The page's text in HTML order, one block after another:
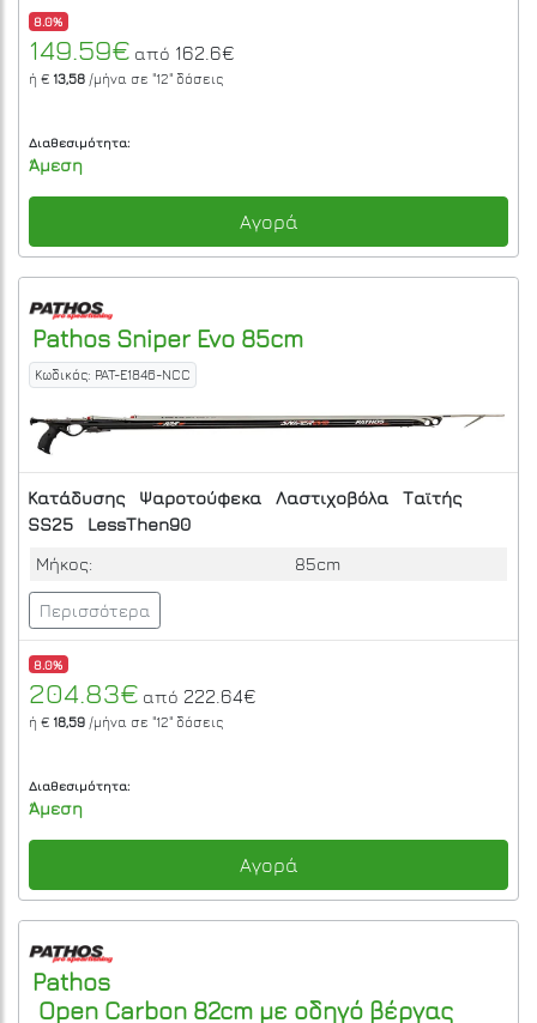
8.0%
149.59€ από 162.6€
ή € 13,58 /μήνα σε "12" δόσεις
Διαθεσιμότητα:
Άμεση
Αγορά
Pathos Sniper Evo 85cm
Κωδικός: PAT-E1846-NCC
Κατάδυσης Ψαροτούφεκα Λαστιχοβόλα
Ταϊτής
SS25
LessThen90
Μήκος:
85cm
Περισσότερα
8.0%
204.83€ από 222.64€
ή € 18,59 /μήνα σε "12" δόσεις
Διαθεσιμότητα:
Άμεση
Αγορά
Pathos
Open Carbon 82cm με οδηγό βέργας